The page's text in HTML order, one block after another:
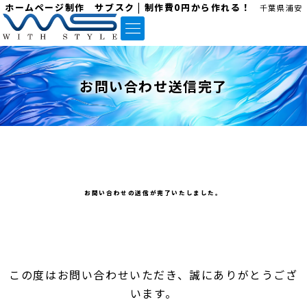
ホームページ制作 サブスク | 制作費0円から作れる！ 千葉県浦安
お問い合わせ送信完了
お問い合わせの送信が完了いたしました。
この度はお問い合わせいただき、誠にありがとうござ
います。